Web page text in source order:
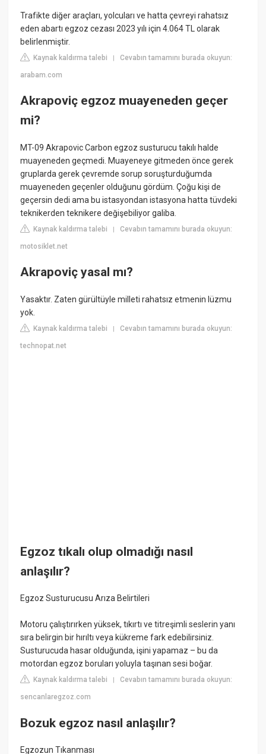
Trafikte diğer araçları, yolcuları ve hatta çevreyi rahatsız
eden abartı egzoz cezası 2023 yılı için 4.064 TL olarak
belirlenmiştir.
Kaynak kaldırma talebi |Cevabın tamamını burada okuyun:
arabam.com
Akrapoviç egzoz muayeneden geçer
mi?
MT-09 Akrapovic Carbon egzoz susturucu takılı halde
muayeneden geçmedi. Muayeneye gitmeden önce gerek
gruplarda gerek çevremde sorup soruşturduğumda
muayeneden geçenler olduğunu gördüm. Çoğu kişi de
geçersin dedi ama bu istasyondan istasyona hatta tüvdeki
teknikerden teknikere değişebiliyor galiba.
Kaynak kaldırma talebi |Cevabın tamamını burada okuyun:
motosiklet.net
Akrapoviç yasal mı?
Yasaktır. Zaten gürültüyle milleti rahatsız etmenin lüzmu
yok.
Kaynak kaldırma talebi |Cevabın tamamını burada okuyun:
technopat.net
Egzoz tıkalı olup olmadığı nasıl
anlaşılır?
Egzoz Susturucusu Arıza Belirtileri
Motoru çalıştırırken yüksek, tıkırtı ve titreşimli seslerin yanı
sıra belirgin bir hırıltı veya kükreme fark edebilirsiniz.
Susturucuda hasar olduğunda, işini yapamaz – bu da
motordan egzoz boruları yoluyla taşınan sesi boğar.
Kaynak kaldırma talebi |Cevabın tamamını burada okuyun:
sencanlaregzoz.com
Bozuk egzoz nasıl anlaşılır?
Egzozun Tıkanması